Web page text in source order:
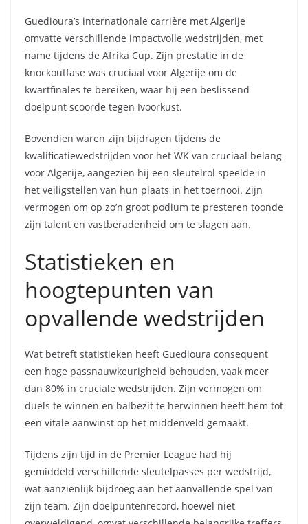
Guedioura’s internationale carrière met Algerije
omvatte verschillende impactvolle wedstrijden, met
name tijdens de Afrika Cup. Zijn prestatie in de
knockoutfase was cruciaal voor Algerije om de
kwartfinales te bereiken, waar hij een beslissend
doelpunt scoorde tegen Ivoorkust.
Bovendien waren zijn bijdragen tijdens de
kwalificatiewedstrijden voor het WK van cruciaal belang
voor Algerije, aangezien hij een sleutelrol speelde in
het veiligstellen van hun plaats in het toernooi. Zijn
vermogen om op zo’n groot podium te presteren toonde
zijn talent en vastberadenheid om te slagen aan.
Statistieken en
hoogtepunten van
opvallende wedstrijden
Wat betreft statistieken heeft Guedioura consequent
een hoge passnauwkeurigheid behouden, vaak meer
dan 80% in cruciale wedstrijden. Zijn vermogen om
duels te winnen en balbezit te herwinnen heeft hem tot
een vitale aanwinst op het middenveld gemaakt.
Tijdens zijn tijd in de Premier League had hij
gemiddeld verschillende sleutelpasses per wedstrijd,
wat aanzienlijk bijdroeg aan het aanvallende spel van
zijn team. Zijn doelpuntenrecord, hoewel niet